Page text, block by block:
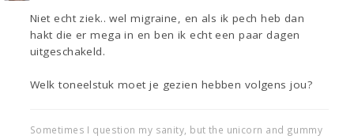
Niet echt ziek.. wel migraine, en als ik pech heb dan
hakt die er mega in en ben ik echt een paar dagen
uitgeschakeld.
Welk toneelstuk moet je gezien hebben volgens jou?
Sometimes I question my sanity, but the unicorn and gummy